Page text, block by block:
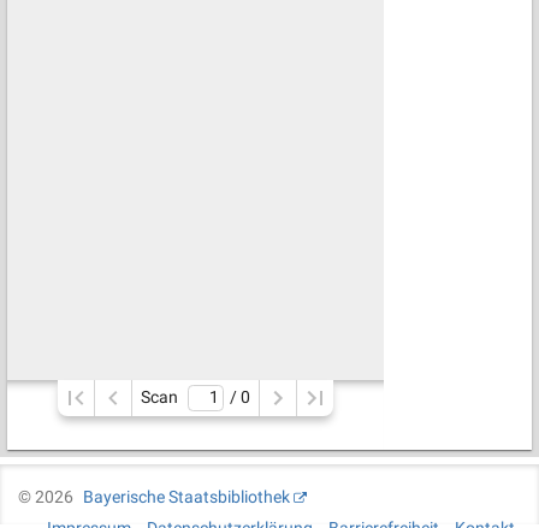
Scan / 0
©2026
Bayerische Staatsbibliothek